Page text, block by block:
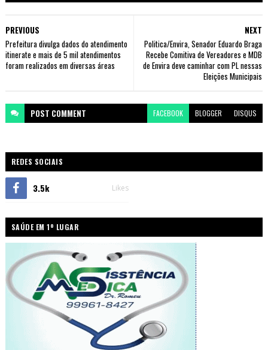
NEXT
Politica/Envira, Senador Eduardo Braga
Recebe Comitiva de Vereadores e MDB
de Envira deve caminhar com PL nessas
Eleições Municipais
PREVIOUS
Prefeitura divulga dados do atendimento
itinerate e mais de 5 mil atendimentos
foram realizados em diversas áreas
POST COMMENT FACEBOOK BLOGGER DISQUS
REDES SOCIAIS
3.5k Likes
SAÚDE EM 1º LUGAR